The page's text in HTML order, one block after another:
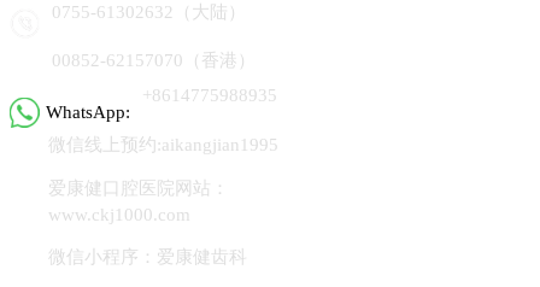
0755-61302632（大陆）
00852-62157070（香港）
WhatsApp:
+8614775988935
微信线上预约:aikangjian1995
爱康健口腔医院网站：
www.ckj1000.com
微信小程序：爱康健齿科